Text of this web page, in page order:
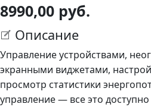
8990,00 руб.
Описание
Управление устройствами,
экранными виджетами,
просмотр статистики
управление — все это доступно